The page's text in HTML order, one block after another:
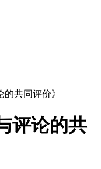
共同评价》
评论的共